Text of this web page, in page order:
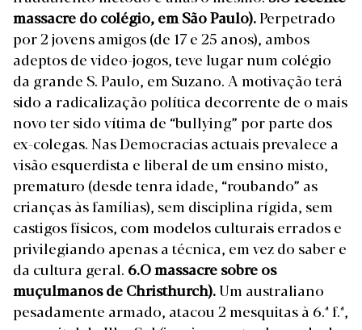
massacre do colégio, em São Paulo).Perpetrado
por 2 jovens amigos (de 17 e 25 anos), ambos
adeptos de video-jogos, teve lugar num colégio
da grande S. Paulo, em Suzano. A motivação terá
sido a radicalização política decorrente de o mais
novo ter sido vítima de “bullying” por parte dos
ex-colegas. Nas Democracias actuais prevalece a
visão esquerdista e liberal de um ensino misto,
prematuro (desde tenra idade, “roubando” as
crianças às famílias), sem disciplina rígida, sem
castigos físicos, com modelos culturais errados e
privilegiando apenas a técnica, em vez do saber e
da cultura geral. 6.O massacre sobre os
muçulmanos de Christhurch).Um australiano
pesadamente armado, atacou 2 mesquitas à 6.ª f.ª,